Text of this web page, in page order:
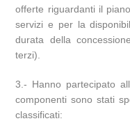
offerte riguardanti il
servizi e per la
durata della
terzi).
3.- Hanno partecipato
componenti sono stati
classificati: